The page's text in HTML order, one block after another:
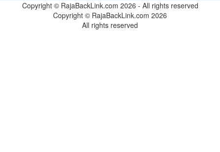
Copyright © RajaBackLink.com 2026 - All rights reserved
Copyright © RajaBackLink.com 2026
All rights reserved